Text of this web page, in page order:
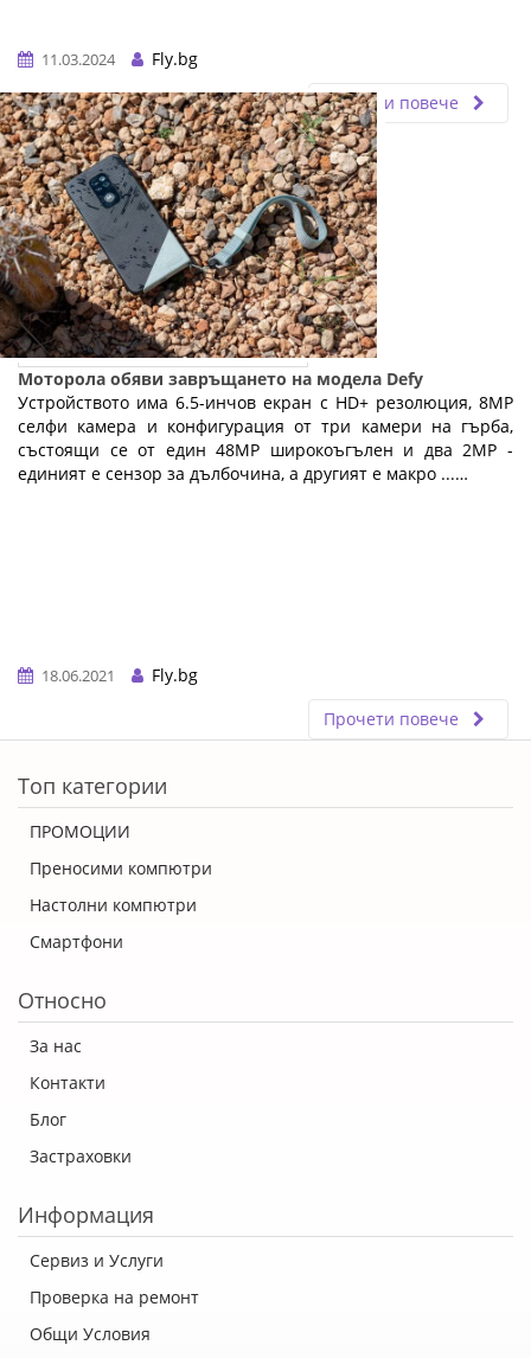
11.03.2024
Fly.bg
Прочети повече
Моторола обяви завръщането на модела Defy
Устройството има 6.5-инчов екран с HD+ резолюция, 8MP
селфи камера и конфигурация от три камери на гърба,
състоящи се от един 48MP широкоъгълен и два 2MP -
единият е сензор за дълбочина, а другият е макро ...…
18.06.2021
Fly.bg
Прочети повече
Топ категории
ПРОМОЦИИ
Преносими компютри
Настолни компютри
Смартфони
Относно
За нас
Контакти
Блог
Застраховки
Информация
Сервиз и Услуги
Проверка на ремонт
Общи Условия